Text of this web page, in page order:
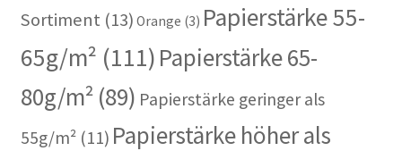
Sortiment(13) Orange (3) Papierstärke 55-
65g/m² (111) Papierstärke 65-
80g/m²(89) Papierstärke geringer als
55g/m²(11) Papierstärke höher als